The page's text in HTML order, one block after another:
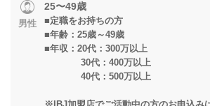
男性
25〜49歳
■定職をお持ちの方
■年齢：25歳～49歳
■年収：20代：300万以上
30代：400万以上
40代：500万以上